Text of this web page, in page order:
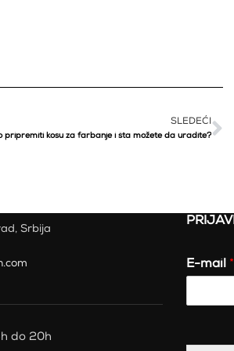
SLEDEĆI
pripremiti kosu za farbanje i šta možete da uradite?
Srbija
do 20h
E-mail *